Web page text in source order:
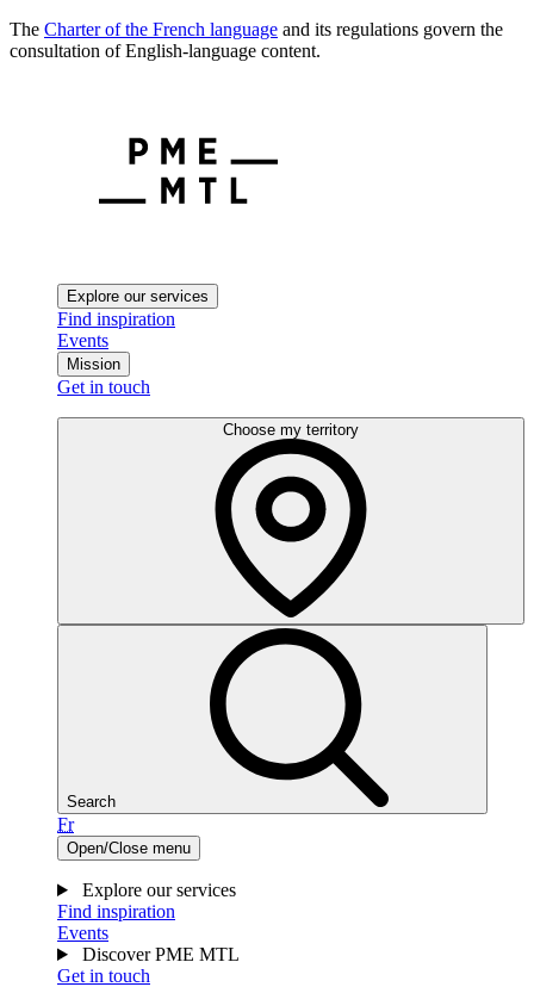
The Charter of the French language and its regulations govern the
consultation of English-language content.
Explore our services
Find inspiration
Events
Mission
Get in touch
Choose my territory
Search
Fr
Open/Close menu
Explore our services
Find inspiration
Events
Discover PME MTL
Get in touch